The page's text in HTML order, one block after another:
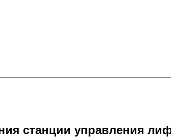
станции управления